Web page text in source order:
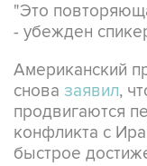
"Это
- убежден
Американский
снова заявил,
продвигаются
конфликта с
быстрое